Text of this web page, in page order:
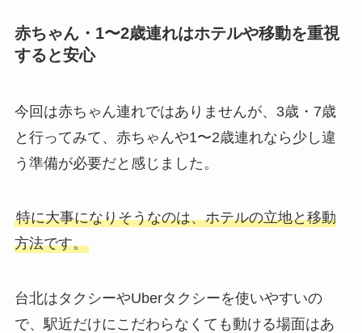
赤ちゃん・1〜2歳連れはホテルや移動を重視
すると安心
今回は赤ちゃん連れではありませんが、3歳・7歳
と行ってみて、赤ちゃんや1〜2歳連れなら少し違
う準備が必要だと感じました。
特に大事になりそうなのは、ホテルの立地と移動
方法です。
台北はタクシーやUberタクシーを使いやすいの
で、駅近だけにこだわらなくても動ける場面はあ